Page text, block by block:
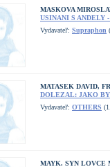
MASKOVA
USINANI S ANDELY
Vydavateľ: Supraphon
MATASEK DAVID,
DOLEZAL: JAKO
Vydavateľ: OTHERS
MAYK. SYN LOVCE